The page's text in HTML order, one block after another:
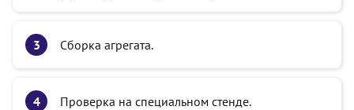
Сборка агрегата.
Проверка на специальном стенде.